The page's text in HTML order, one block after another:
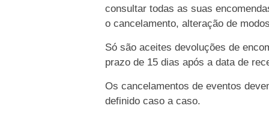
consultar todas as suas
o cancelamento, alteração de
Só são aceites devoluções de
prazo de 15 dias após a data de
Os cancelamentos de eventos
definido caso a caso.